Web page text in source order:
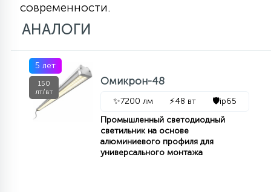
современности.
АНАЛОГИ
5 лет
150
лт/вт
Омикрон-48
✨7200 лм ⚡48 вт 🛡️ip65
Промышленный светодиодный
светильник на основе
алюминиевого профиля для
универсального монтажа